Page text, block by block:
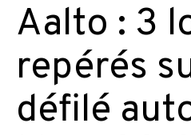
Aalto : 3
repérés
défilé